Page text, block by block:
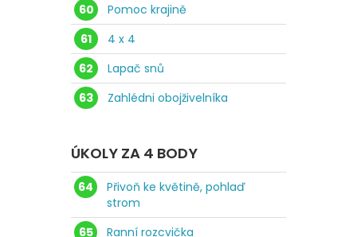
60
Pomoc krajině
61
4 x 4
62
Lapač snů
63
Zahlédni obojživelníka
ÚKOLY ZA 4 BODY
64
Přivoň ke květině, pohlaď
strom
65
Ranní rozcvička